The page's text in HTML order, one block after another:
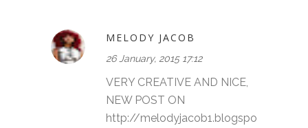
MELODY JACOB
26 January, 2015 17:12
VERY CREATIVE AND NICE,
NEW POST ON
http://melodyjacob1.blogspo